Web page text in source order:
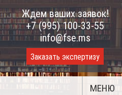
Ждем ваших заявок!
+7 (995) 100-33-55
info@fse.ms
Заказать экспертизу
МЕНЮ